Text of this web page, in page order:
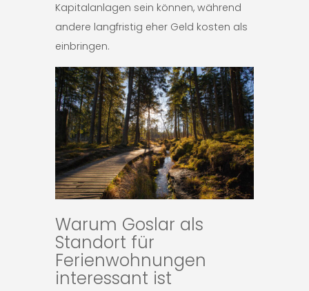
Kapitalanlagen sein können, während
andere langfristig eher Geld kosten als
einbringen.
Warum Goslar als
Standort für
Ferienwohnungen
interessant ist